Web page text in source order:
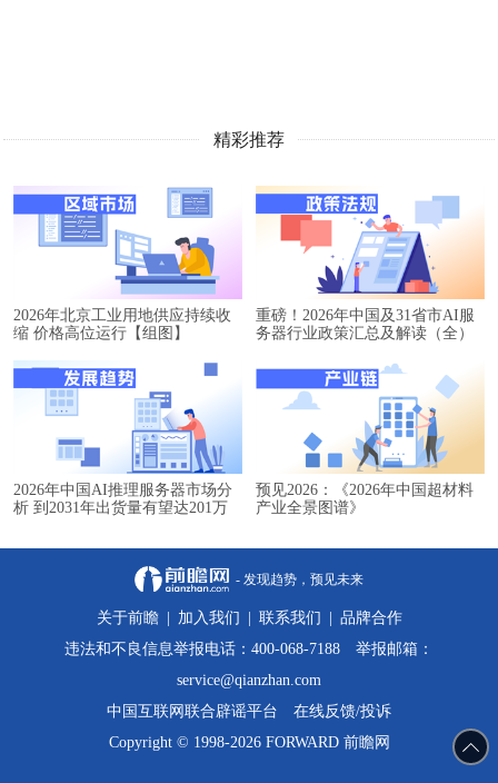
精彩推荐
2026年北京工业用地供应持续收
缩 价格高位运行【组图】
重磅！2026年中国及31省市AI服
务器行业政策汇总及解读（全）
2026年中国AI推理服务器市场分
析 到2031年出货量有望达201万
预见2026：《2026年中国超材料
产业全景图谱》
- 发现趋势，预见未来
关于前瞻 加入我们 联系我们
品牌合作
违法和不良信息举报电话：400-068-7188 举报邮箱：
service@qianzhan.com
中国互联网联合辟谣平台
在线反馈/投诉
Copyright © 1998-2026 FORWARD 前瞻网